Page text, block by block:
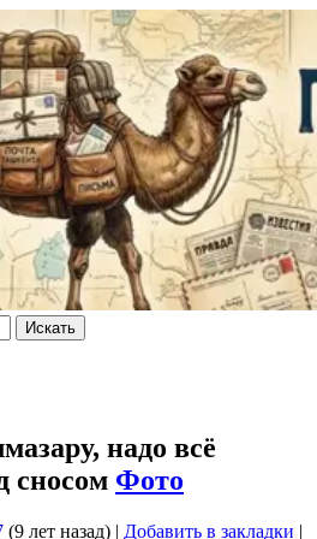
Искать
надо всё
сносом Фото
(9 лет назад) | Добавить в закладки |